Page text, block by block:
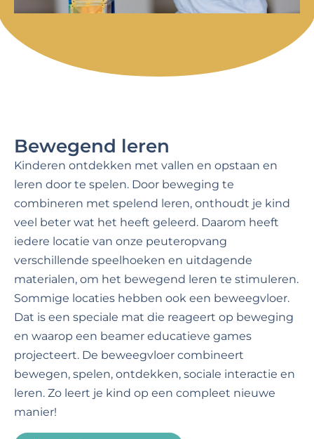
Bewegend leren
Kinderen ontdekken met vallen en opstaan en
leren door te spelen. Door beweging te
combineren met spelend leren, onthoudt je kind
veel beter wat het heeft geleerd. Daarom heeft
iedere locatie van onze peuteropvang
verschillende speelhoeken en uitdagende
materialen, om het bewegend leren te stimuleren.
Sommige locaties hebben ook een beweegvloer.
Dat is een speciale mat die reageert op beweging
en waarop een beamer educatieve games
projecteert. De beweegvloer combineert
bewegen, spelen, ontdekken, sociale interactie en
leren. Zo leert je kind op een compleet nieuwe
manier!